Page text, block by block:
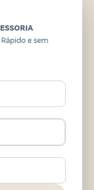
e sem